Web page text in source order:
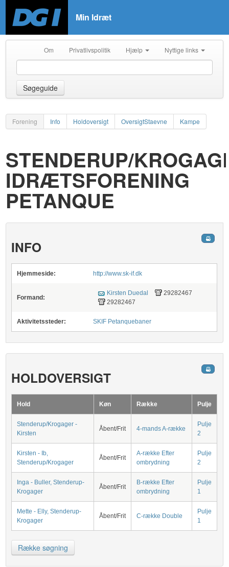
Min Idræt
Om Privatlivspolitik Hjælp Nyttige links
Søgeguide
Forening Info Holdoversigt OversigtStaevne Kampe
STENDERUP/
IDRÆTSFORENING
PETANQUE
INFO
Hjemmeside: http://www.sk-if.dk
Formand:
Kirsten Duedal
29282467
29282467
Aktivitetssteder: SKIF Petanquebaner
HOLDOVERSIGT
Hold Køn Række Pulje
Stenderup/Krogager -
Kirsten
Åbent/Frit 4-mands A-række
Pulje
2
Kirsten - Ib,
Stenderup/Krogager
Åbent/Frit
A-række Efter
ombrydning
Pulje
2
Inga - Buller, Stenderup-
Krogager
Åbent/Frit
B-række Efter
ombrydning
Pulje
1
Mette - Elly, Stenderup-
Krogager
Åbent/Frit C-række Double
Pulje
1
Række søgning